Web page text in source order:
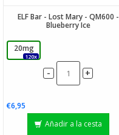
ELF Bar - Lost Mary - QM600 -
Blueberry Ice
20mg
120x
- +
€6,95
Añadir a la cesta